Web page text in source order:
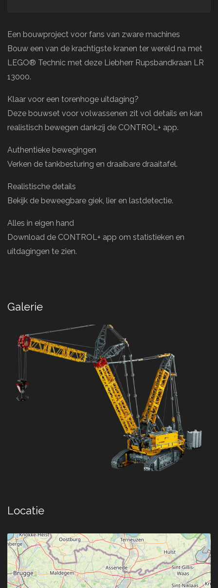
Een bouwproject voor fans van zware machines
Bouw een van de krachtigste kranen ter wereld na met
LEGO® Technic met deze Liebherr Rupsbandkraan LR
13000.
Klaar voor een torenhoge uitdaging?
Deze bouwset voor volwassenen zit vol details en kan
realistisch bewegen dankzij de CONTROL+ app.
Authentieke bewegingen
Verken de tankbesturing en draaibare draaitafel.
Realistische details
Bekijk de beweegbare giek, lier en lastdetectie.
Alles in eigen hand
Download de CONTROL+ app om statistieken en
uitdagingen te zien.
Galerie
Locatie